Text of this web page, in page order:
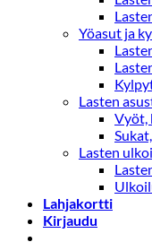
Yöasut ja
Lasten
Vyöt,
Lasten
Lahjakortti
Kirjaudu